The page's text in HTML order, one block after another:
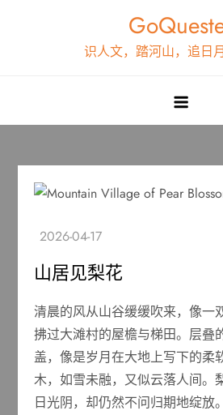
识人文，踏河山，追日
山居见梨花
清晨的风从山谷缓缓吹来，像一
拂过大滩村的屋檐与梯田。层叠
盖，像是岁月在大地上写下的柔
木，如雪未融，又似云落人间。
日光阴，却仍然不问归期地绽放